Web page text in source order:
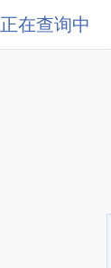
正在查询中